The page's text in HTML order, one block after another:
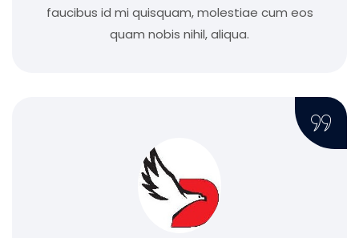
faucibus id mi quisquam, molestiae cum eos
quam nobis nihil, aliqua.